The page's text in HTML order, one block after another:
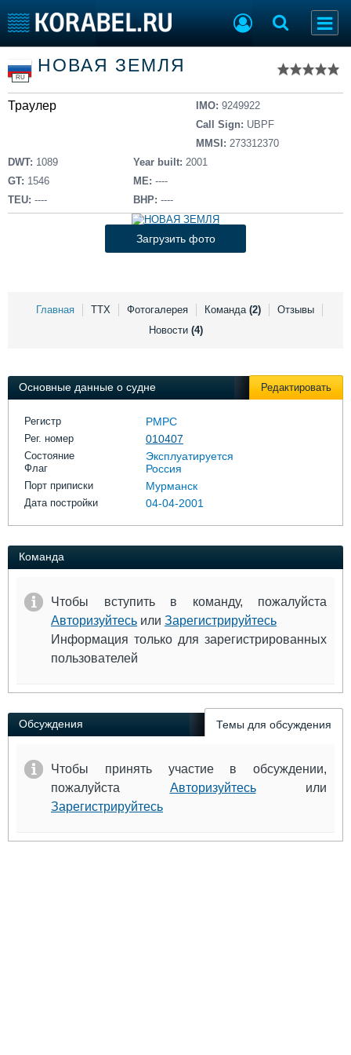
Тип судна
Добавить судно
Добавить проект
Последние 100
Пульс
Новости
Компании
Репутация
Торговая площадка
Доска объявлений
Продажа флота
Оборудование
Изделия
Материалы
Услуги
Личности
Флот
Форум
RU
НОВАЯ ЗЕМЛЯ
Траулер IMO: 9249922
Call Sign: UBPF
MMSI: 273312370
DWT: 1089
GT: 1546
TEU: ----
Year built: 2001
ME: ----
BHP: ----
Загрузить фото
Главная ТТХ Фотогалерея Команда (2)
Отзывы
Новости (4)
Основные данные о судне Редактировать
Регистр РМРС
Рег. номер 010407
Состояние Эксплуатируется
Флаг Россия
Порт приписки Мурманск
Дата постройки 04-04-2001
Команда
Чтобы вступить в команду, пожалуйста
Авторизуйтесь или Зарегистрируйтесь
Информация только для зарегистрированных
пользователей
Обсуждения Темы для обсуждения
Чтобы принять участие в обсуждении,
пожалуйста Авторизуйтесьили
Зарегистрируйтесь